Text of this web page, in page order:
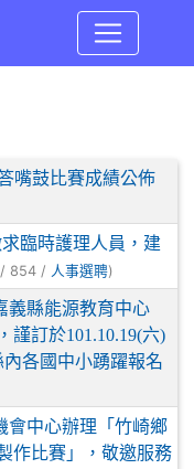
嘴鼓比賽成績公佈
臨時護理人員，建
/ 854 / 人事選聘)
義縣能源教育中心
謹訂於101.10.19(六)
各國中小踴躍報名
會中心辦理「竹崎鄉
作比賽」，敬邀服務